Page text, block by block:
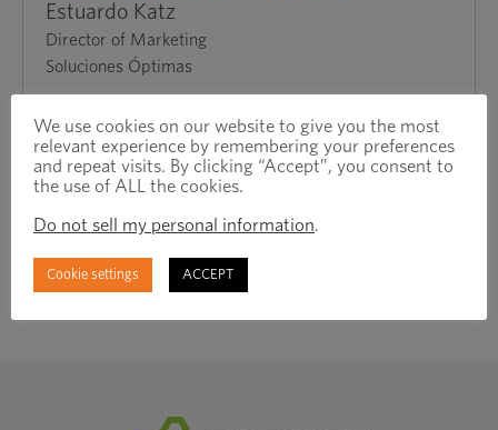
Estuardo Katz
Director of Marketing
Soluciones Óptimas
mi stuart.katz@optimas.com
We use cookies on our website to give you the most
relevant experience by remembering your preferences
and repeat visits. By clicking “Accept”, you consent to
the use of ALL the cookies.
Do not sell my personal information.
Cookie settings ACCEPT